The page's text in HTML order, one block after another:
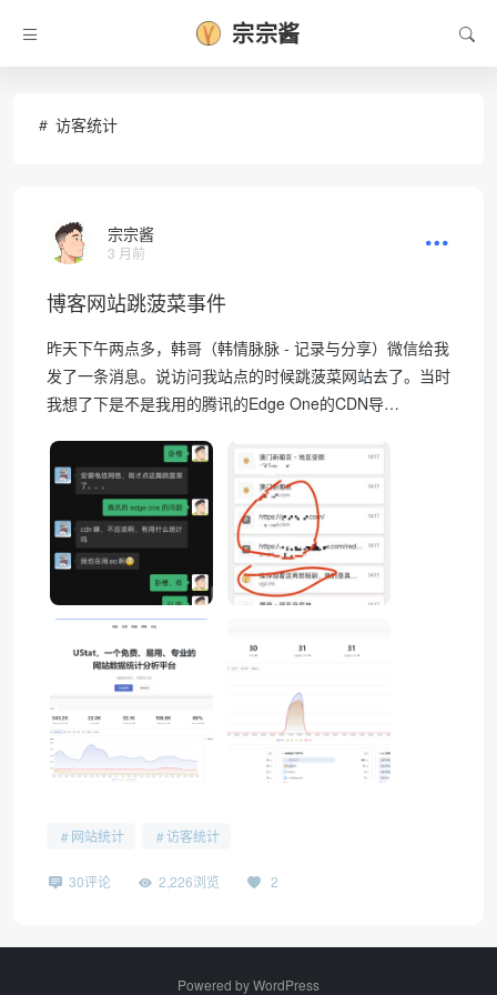
宗宗酱
访客统计
宗宗酱
3 月前
博客网站跳菠菜事件
昨天下午两点多，韩哥（韩情脉脉 - 记录与分享）微信给我
发了一条消息。说访问我站点的时候跳菠菜网站去了。当时
我想了下是不是我用的腾讯的Edge One的CDN导…
网站统计 访客统计
30评论 2,226浏览 2
Powered byWordPress